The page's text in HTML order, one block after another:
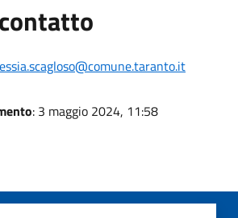
: 3 maggio 2024, 11:58